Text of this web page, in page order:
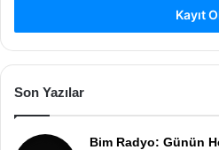
Kayıt
Son Yazılar
Bim Radyo: Günün